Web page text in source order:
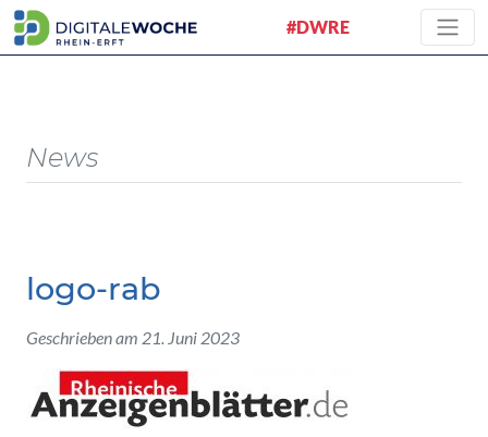
#DWRE
News
logo-rab
Geschrieben am 21. Juni 2023